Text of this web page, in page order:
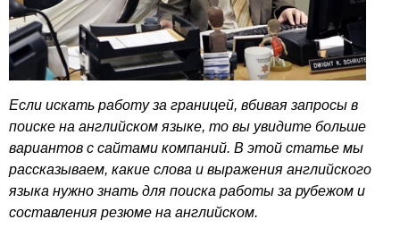
Если искать работу за границей, вбивая запросы в
поиске на английском языке, то вы увидите больше
вариантов с сайтами компаний. В этой статье мы
рассказываем, какие слова и выражения английского
языка нужно знать для поиска работы за рубежом и
составления резюме на английском.